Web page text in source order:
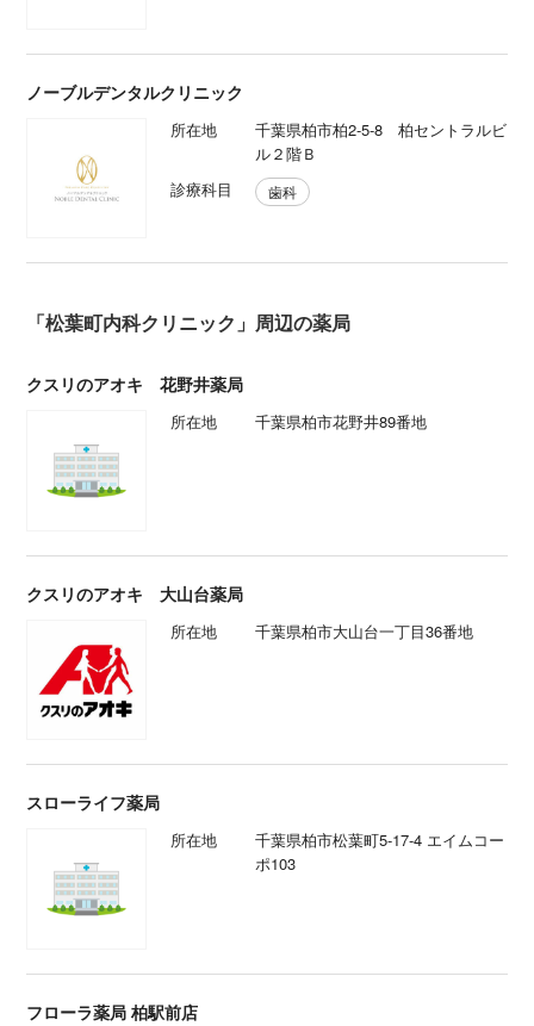
ノーブルデンタルクリニック
所在地
千葉県柏市柏2-5-8 柏セントラルビ
ル２階Ｂ
診療科目
歯科
「松葉町内科クリニック」周辺の薬局
クスリのアオキ 花野井薬局
所在地 千葉県柏市花野井89番地
クスリのアオキ 大山台薬局
所在地 千葉県柏市大山台一丁目36番地
スローライフ薬局
所在地
千葉県柏市松葉町5-17-4 エイムコー
ポ103
フローラ薬局 柏駅前店